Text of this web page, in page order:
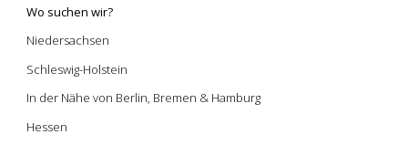
Wo suchen wir?
Niedersachsen
Schleswig-Holstein
In der Nähe von Berlin, Bremen & Hamburg
Hessen